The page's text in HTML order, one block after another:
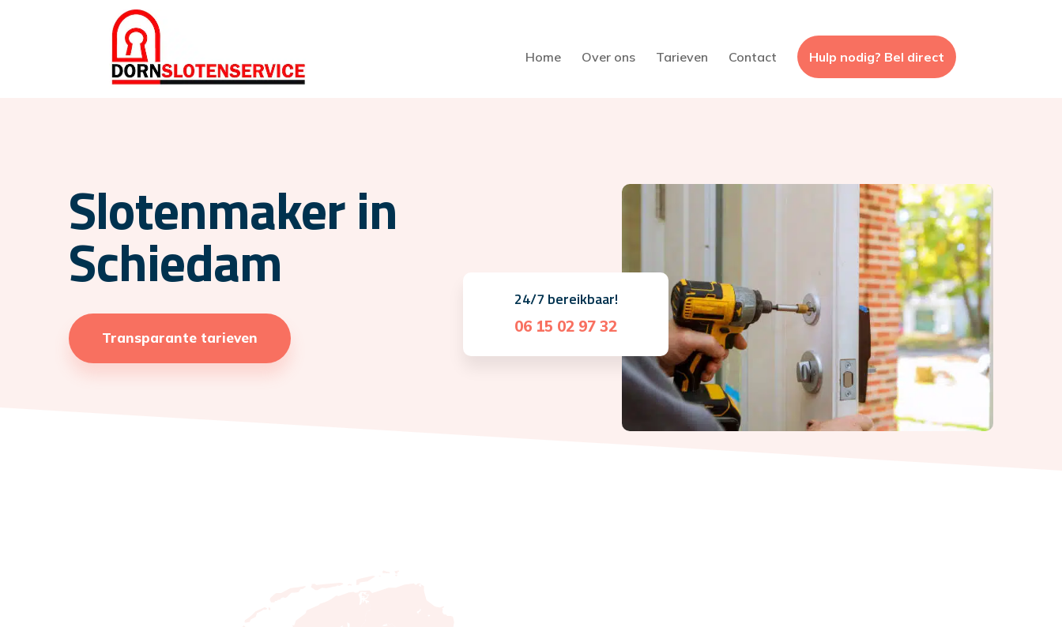
Home Over ons Tarieven Contact Hulp nodig? Bel direct
Slotenmaker in
Schiedam
Transparante tarieven
24/7 bereikbaar!
06 15 02 97 32